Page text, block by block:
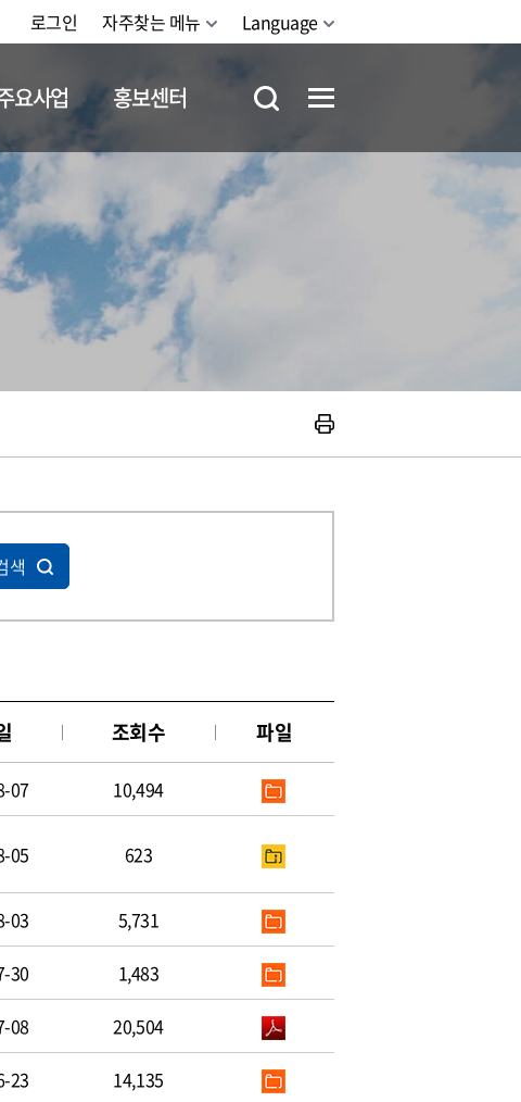
로그인 자주찾는 메뉴 Language
요사업 홍보센터
색
조회수 파일
07 10,494
05 623
03 5,731
30 1,483
08 20,504
23 14,135